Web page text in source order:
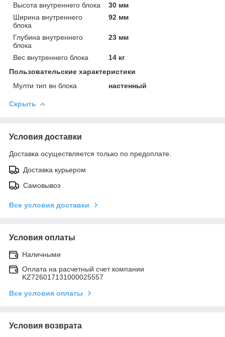
Высота внутреннего блока
30 мм
Ширина внутреннего
блока
92 мм
Глубина внутреннего
блока
23 мм
Вес внутреннего блока
14 кг
Пользовательские характеристики
Мулти тип вн блока
настенный
Скрыть
Условия доставки
Доставка осуществляется только по предоплате.
Доставка курьером
Самовывоз
Все условия доставки
Условия оплаты
Наличными
Оплата на расчетный счет компании
KZ726017131000025557
Все условия оплаты
Условия возврата